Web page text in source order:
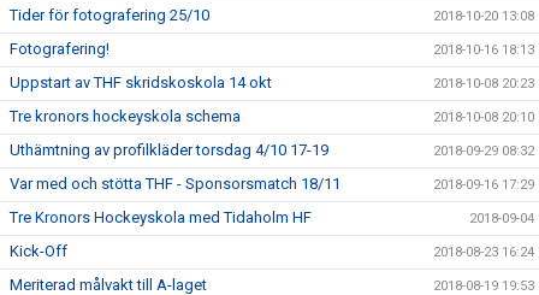
Tider för fotografering 25/10 2018-10-20 13:08
Fotografering! 2018-10-16 18:13
Uppstart av THF skridskoskola 14 okt 2018-10-08 20:23
Tre kronors hockeyskola schema 2018-10-08 20:10
Uthämtning av profilkläder torsdag 4/10 17-19 2018-09-29 08:32
Var med och stötta THF - Sponsorsmatch 18/11 2018-09-16 17:29
Tre Kronors Hockeyskola med Tidaholm HF 2018-09-04
Kick-Off 2018-08-23 16:24
Meriterad målvakt till A-laget 2018-08-19 19:53